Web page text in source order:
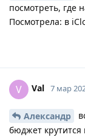
посмотреть, где
Посмотрела: в
V Val 7 мар
Александр
бюджет крутится